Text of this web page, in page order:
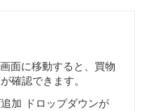
面に移動すると、買物
確認できます。
加 ドロップダウンが